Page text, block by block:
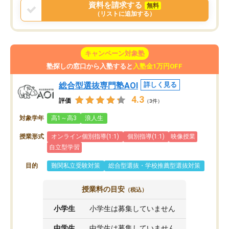
資料を請求する
無料
（リストに追加する）
キャンペーン対象塾
塾探しの窓口から入塾すると 入塾金1万円OFF
総合型選抜専門塾AOI 詳しく見る
評価 4.3 （3件）
対象学年 高1～高3 浪人生
授業形式 オンライン個別指導(1:1) 個別指導(1:1)
映像授業
自立型学習
目的 難関私立受験対策 総合型選抜・学校推薦型選抜対策
授業料の目安 （税込）
小学生 小学生は募集していません